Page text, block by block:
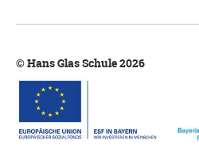
© Hans Glas Schule 2026